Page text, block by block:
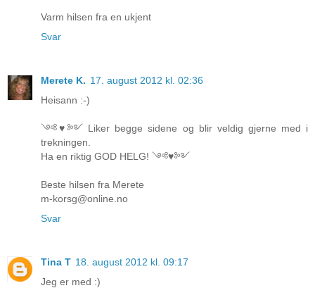
Varm hilsen fra en ukjent
Svar
Merete K. 17. august 2012 kl. 02:36
Heisann :-)
༺♥༻ Liker begge sidene og blir veldig gjerne med i
trekningen.
Ha en riktig GOD HELG! ༺♥༻
Beste hilsen fra Merete
m-korsg@online.no
Svar
Tina T 18. august 2012 kl. 09:17
Jeg er med :)